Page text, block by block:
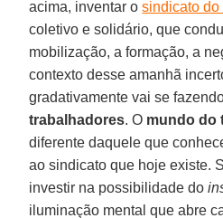
acima, inventar osindicato do
coletivo e solidário, que
mobilização, a formação, a
contexto desse amanhã
gradativamente vai se
trabalhadores. O mundo do
diferente daquele que
ao sindicato que hoje existe.
investir na possibilidade do
iluminação mental que abre